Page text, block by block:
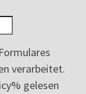
verarbeitet.
gelesen